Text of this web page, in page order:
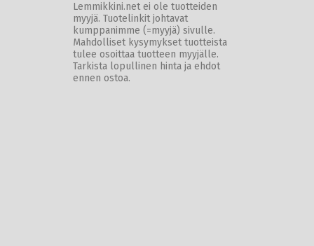
Lemmikkini.net ei ole tuotteiden
myyjä. Tuotelinkit johtavat
kumppanimme (=myyjä) sivulle.
Mahdolliset kysymykset tuotteista
tulee osoittaa tuotteen myyjälle.
Tarkista lopullinen hinta ja ehdot
ennen ostoa.